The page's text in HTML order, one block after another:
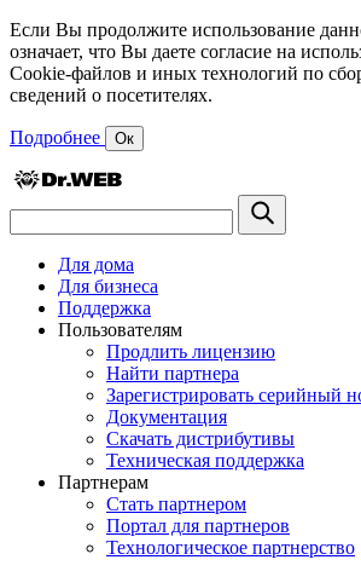
Если Вы продолжите использование
означает, что Вы даете согласие на
Cookie-файлов и иных технологий по
сведений о посетителях.
Подробнее Ок
Для дома
Для бизнеса
Поддержка
Пользователям
Продлить лицензию
Найти партнера
Зарегистрировать серийный
Документация
Скачать дистрибутивы
Техническая поддержка
Партнерам
Стать партнером
Портал для партнеров
Технологическое партнерство